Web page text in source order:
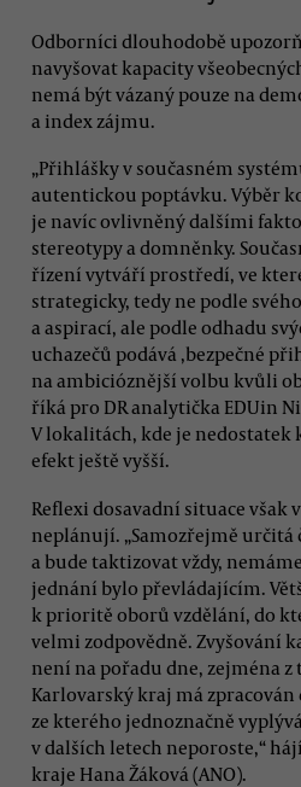
Odborníci dlouhodobě
navyšovat kapacity
nemá být vázaný pouze na
a index zájmu.
„Přihlášky v současném
autentickou poptávku. Výběr
je navíc ovlivněný dalšími
stereotypy a domněnky.
řízení vytváří prostředí, ve
strategicky, tedy ne podle
a aspirací, ale podle odhadu
uchazečů podává ,bezpečné
na ambicióznější volbu kvůli
říká pro DR analytička EDUin
V lokalitách, kde je nedostatek
efekt ještě vyšší.
Reflexi dosavadní situace však
neplánují. „Samozřejmě
a bude taktizovat vždy,
jednání bylo převládajícím.
k prioritě oborů vzdělání, do
velmi zodpovědně. Zvyšování
není na pořadu dne, zejména z
Karlovarský kraj má
ze kterého jednoznačně
v dalších letech neporoste,“
kraje Hana Žáková (ANO).